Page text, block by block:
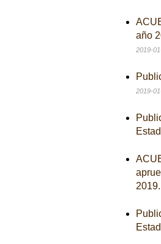
año
2019-
2019-